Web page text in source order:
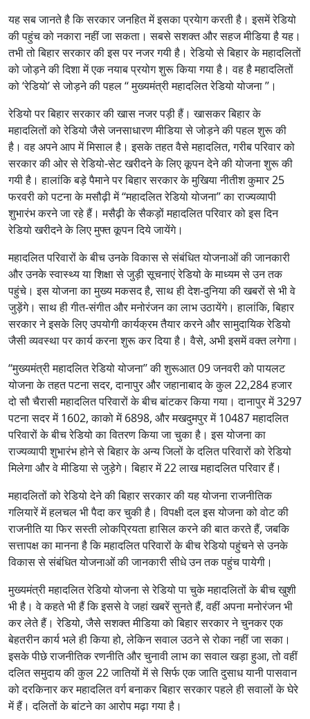
यह सब जानते है कि सरकार जनहित में इसका प्रयेाग करती है। इसमें रेडियो
की पहुंच को नकारा नहीं जा सकता। सबसे सशक्त और सहज मीडिया है यह।
तभी तो बिहार सरकार की इस पर नजर गयी है। रेडियो से बिहार के महादलितों
को जोड़ने की दिशा में एक नयाब प्रयोग शुरू किया गया है। वह है महादलितों
को ‘रेडियो’ से जोड़ने की पहल ‘‘ मुख्यमंत्री महादलित रेडियो योजना ’’।
रेडियो पर बिहार सरकार की खास नजर पड़ी हैं। खासकर बिहार के
महादलितों को रेडियो जैसे जनसाधारण मीडिया से जोड़ने की पहल शुरू की
है। वह अपने आप में मिसाल है। इसके तहत वैसे महादलित, गरीब परिवार को
सरकार की ओर से रेडियो-सेट खरीदने के लिए कूपन देने की योजना शुरू की
गयी है। हालांकि बड़े पैमाने पर बिहार सरकार के मुखिया नीतीश कुमार 25
फरवरी को पटना के मसौढ़ी में ‘‘महादलित रेडियो योजना’’ का राज्यव्यापी
शुभारंभ करने जा रहे हैं। मसैढ़ी के सैकड़ों महादलित परिवार को इस दिन
रेडियो खरीदने के लिए मुफ्त कूपन दिये जायेंगे।
महादलित परिवारों के बीच उनके विकास से संबंधित योजनाओं की जानकारी
और उनके स्वास्थ्य या शिक्षा से जुड़ी सूचनाएं रेडियो के माध्यम से उन तक
पहुंचे। इस योजना का मुख्य मकसद है, साथ ही देश-दुनिया की खबरों से भी वे
जुड़ेंगे। साथ ही गीत-संगीत और मनोरंजन का लाभ उठायेंगे। हालांकि, बिहार
सरकार ने इसके लिए उपयोगी कार्यक्रम तैयार करने और सामुदायिक रेडियो
जैसी व्यवस्था पर कार्य करना शुरू कर दिया है। वैसे, अभी इसमें वक्त लगेगा।
‘‘मुख्यमंत्री महादलित रेडियो योजना’’ की शुरूआत 09 जनवरी को पायलट
योजना के तहत पटना सदर, दानापुर और जहानाबाद के कुल 22,284 हजार
दो सौ चैरासी महादलित परिवारों के बीच बांटकर किया गया। दानापुर में 3297
पटना सदर में 1602, काको में 6898, और मखदुमपुर में 10487 महादलित
परिवारों के बीच रेडियो का वितरण किया जा चुका है। इस योजना का
राज्यव्यापी शुभारंभ होने से बिहार के अन्य जिलों के दलित परिवारों को रेडियो
मिलेगा और वे मीडिया से जुड़ेगे। बिहार में 22 लाख महादलित परिवार हैं।
महादलितों को रेडियो देने की बिहार सरकार की यह योजना राजनीतिक
गलियारें में हलचल भी पैदा कर चुकी है। विपक्षी दल इस योजना को वोट की
राजनीति या फिर सस्ती लोकप्रियता हासिल करने की बात करते हैं, जबकि
सत्तापक्ष का मानना है कि महादलित परिवारों के बीच रेडियो पहुंचने से उनके
विकास से संबंधित योजनाओं की जानकारी सीधे उन तक पहुंच पायेगी।
मुख्यमंत्री महादलित रेडियो योजना से रेडियो पा चुके महादलितों के बीच खुशी
भी है। वे कहते भी हैं कि इससे वे जहां खबरें सुनते हैं, वहीं अपना मनोरंजन भी
कर लेते हैं। रेडियो, जैसे सशक्त मीडिया को बिहार सरकार ने चुनकर एक
बेहतरीन कार्य भले ही किया हो, लेकिन सवाल उठने से रोका नहीं जा सका।
इसके पीछे राजनीतिक रणनीति और चुनावी लाभ का सवाल खड़ा हुआ, तो वहीं
दलित समुदाय की कुल 22 जातियों में से सिर्फ एक जाति दुसाध यानी पासवान
को दरकिनार कर महादलित वर्ग बनाकर बिहार सरकार पहले ही सवालों के घेरे
में हैं। दलितों के बांटने का आरोप मढ़ा गया है।